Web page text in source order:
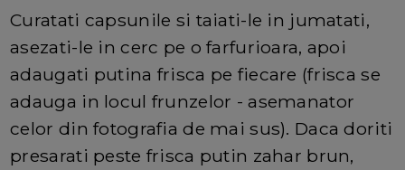
Curatati capsunile si taiati-le in jumatati,
asezati-le in cerc pe o farfurioara, apoi
adaugati putina frisca pe fiecare (frisca se
adauga in locul frunzelor - asemanator
celor din fotografia de mai sus). Daca doriti
presarati peste frisca putin zahar brun,